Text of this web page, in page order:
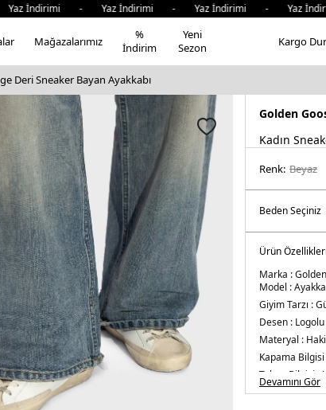
- Yaz İndirimi - Yaz İndirimi - Yaz
Mağazalarımız
%
İndirim
Yeni
Sezon
Kargo
Deri Sneaker Bayan Ayakkabı
Golden
Kadın
Renk: beyaz
Ürün Özellikleri
Marka :
Model :
Giyim Tarzı :
Desen : Logolu
Materyal :
Kapama Bilgisi
Taban Bilgisi :
Taban Kalınlığı
Devamını Gör